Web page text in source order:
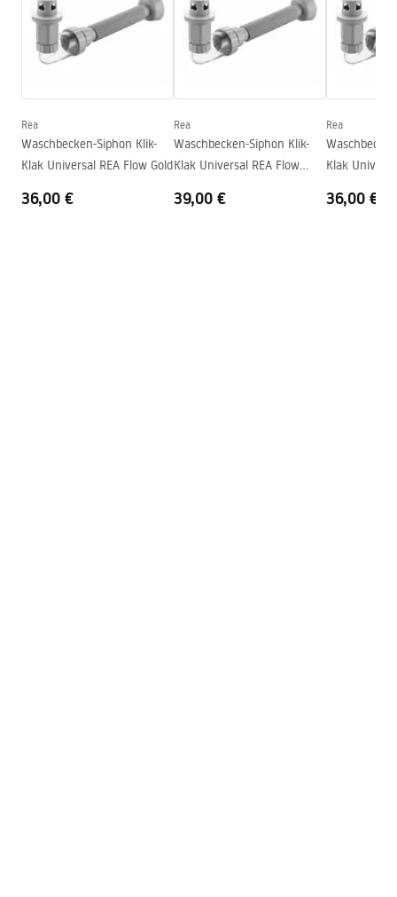
Länge
360
Breite
360mm
Höhe
115
Form
Armaturloch
Nicht
Karta produktu
Deklaracja Właściwości Użytkowych
SAMI SHINY AIAX Deklaracja.pdf
Rea
Waschbecken-Siphon Klik-
Klak Universal REA Flow Gold
36,00 €
Rea
Waschbecken-Siphon Klik-
Klak Universal REA Flow
39,00 €
Rea
Klak
36,00 €